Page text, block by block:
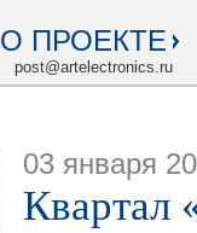
О ПРОЕКТЕ
post@artelectronics.ru
03 января
Квартал